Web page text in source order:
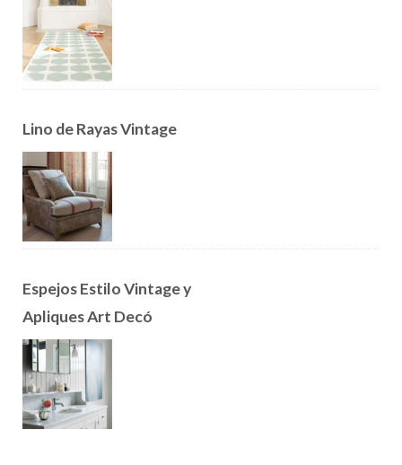
Lino de Rayas Vintage
Espejos Estilo Vintage y
Apliques Art Decó